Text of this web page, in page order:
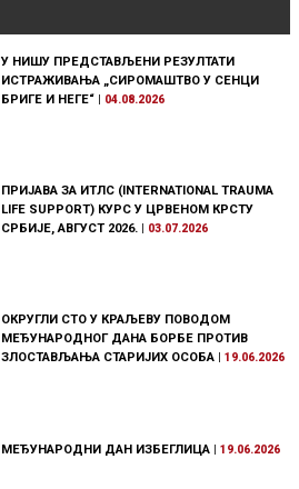
У НИШУ ПРЕДСТАВЉЕНИ РЕЗУЛТАТИ
ИСТРАЖИВАЊА „СИРОМАШТВО У СЕНЦИ
БРИГЕ И НЕГЕ“ | 04.08.2026
ПРИЈАВА ЗА ИТЛС (INTERNATIONAL TRAUMA
LIFE SUPPORT) КУРС У ЦРВЕНОМ КРСТУ
СРБИЈЕ, АВГУСТ 2026. | 03.07.2026
ОКРУГЛИ СТО У КРАЉЕВУ ПОВОДОМ
МЕЂУНАРОДНОГ ДАНА БОРБЕ ПРОТИВ
ЗЛОСТАВЉАЊА СТАРИЈИХ ОСОБА |19.06.2026
МЕЂУНАРОДНИ ДАН ИЗБЕГЛИЦА |19.06.2026